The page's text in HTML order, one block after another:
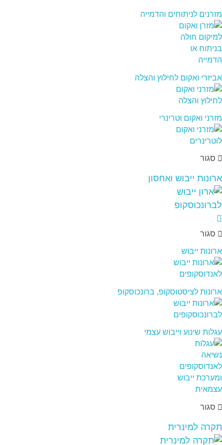
מזרנים לניתוחים והדמייה
אביזרי ואקום לחילוץ והצלה
מזרני ואקום וטרינרי
סגור
ארונות ייבוש ואחסון
סגור
ארונות ייבוש
ארונות לציסטוסקופ, ברונכוסקופ
עגלות שינוע וייבוש עצמי
סגור
תקרה למינרית